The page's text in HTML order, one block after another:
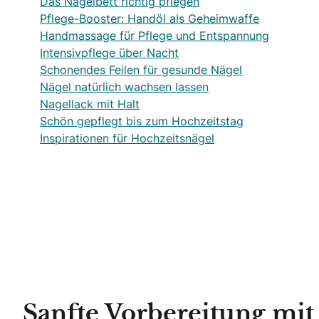
Pflege-Booster: Handöl als Geheimwaffe
Handmassage für Pflege und Entspannung
Intensivpflege über Nacht
Schonendes Feilen für gesunde Nägel
Nägel natürlich wachsen lassen
Nagellack mit Halt
Schön gepflegt bis zum Hochzeitstag
Inspirationen für Hochzeitsnägel
Sanfte Vorbereitung mit